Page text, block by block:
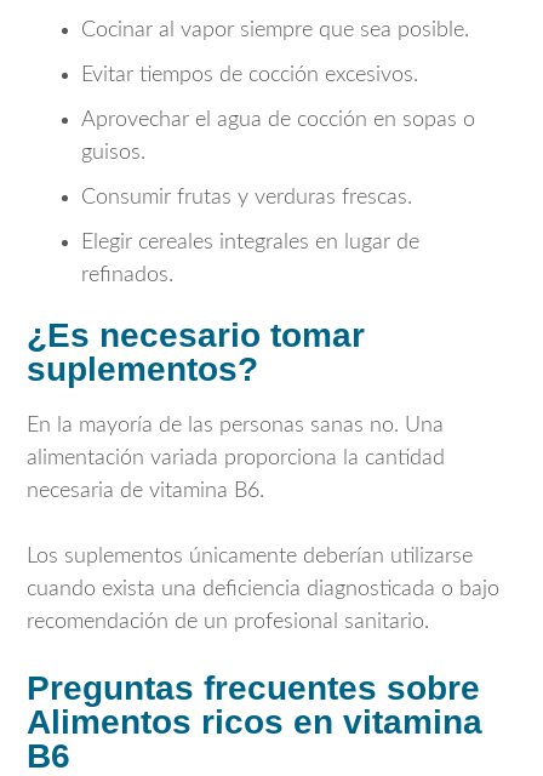
Cocinar al vapor siempre que sea posible.
Evitar tiempos de cocción excesivos.
Aprovechar el agua de cocción en sopas o
guisos.
Consumir frutas y verduras frescas.
Elegir cereales integrales en lugar de
refinados.
¿Es necesario tomar
suplementos?
En la mayoría de las personas sanas no. Una
alimentación variada proporciona la cantidad
necesaria de vitamina B6.
Los suplementos únicamente deberían utilizarse
cuando exista una deficiencia diagnosticada o bajo
recomendación de un profesional sanitario.
Preguntas frecuentes sobre
Alimentos ricos en vitamina
B6